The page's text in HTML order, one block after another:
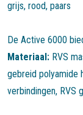
grijs, rood, paars
De Active 6000
Materiaal: RVS
gebreid polyamide
verbindingen, RVS